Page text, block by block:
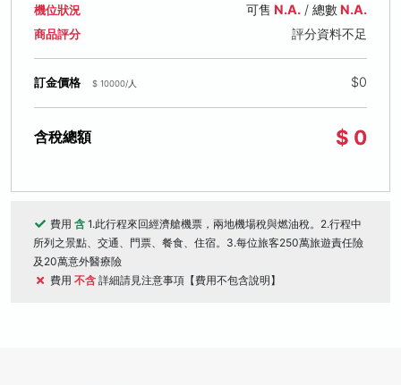
機位狀況 可售 N.A./ 總數N.A.
商品評分 評分資料不足
訂金價格 $ 10000/人 $0
含稅總額 $ 0
費用 含 1.此行程來回經濟艙機票，兩地機場稅與燃油稅。2.行程中
所列之景點、交通、門票、餐食、住宿。3.每位旅客250萬旅遊責任險
及20萬意外醫療險
費用 不含 詳細請見注意事項【費用不包含說明】